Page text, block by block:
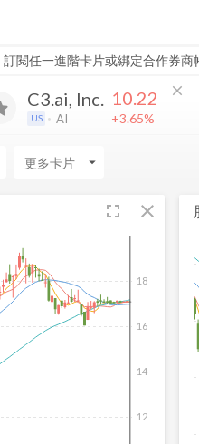
訂閱任一進階卡片或綁定合作券商
C3.ai, Inc.
US AI
10.22
+3.65%
close
arrow_drop_down
fullscreen close
12
14
16
18